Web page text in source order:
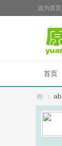
设为首页
首页
原›